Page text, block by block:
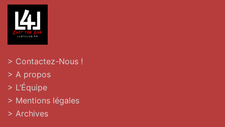
> Contactez-Nous !
> A propos
> L’Équipe
> Mentions légales
> Archives